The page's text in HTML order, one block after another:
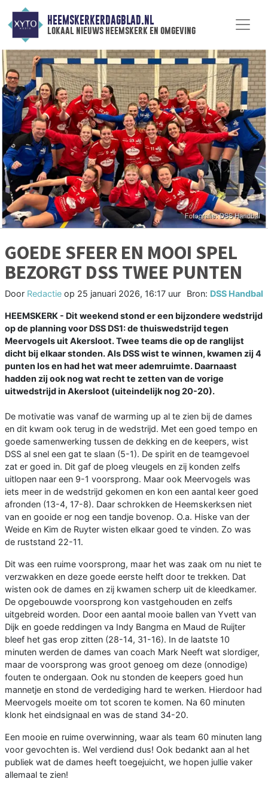
HEEMSKERKERDAGBLAD.NL
lokaal nieuws heemskerk en omgeving
GOEDE SFEER EN MOOI SPEL
BEZORGT DSS TWEE PUNTEN
Door Redactie op 25 januari 2026, 16:17 uur Bron: DSS Handbal
HEEMSKERK - Dit weekend stond er een bijzondere wedstrijd
op de planning voor DSS DS1: de thuiswedstrijd tegen
Meervogels uit Akersloot. Twee teams die op de ranglijst
dicht bij elkaar stonden. Als DSS wist te winnen, kwamen zij 4
punten los en had het wat meer ademruimte. Daarnaast
hadden zij ook nog wat recht te zetten van de vorige
uitwedstrijd in Akersloot (uiteindelijk nog 20-20).
De motivatie was vanaf de warming up al te zien bij de dames
en dit kwam ook terug in de wedstrijd. Met een goed tempo en
goede samenwerking tussen de dekking en de keepers, wist
DSS al snel een gat te slaan (5-1). De spirit en de teamgevoel
zat er goed in. Dit gaf de ploeg vleugels en zij konden zelfs
uitlopen naar een 9-1 voorsprong. Maar ook Meervogels was
iets meer in de wedstrijd gekomen en kon een aantal keer goed
afronden (13-4, 17-8). Daar schrokken de Heemskerksen niet
van en gooide er nog een tandje bovenop. O.a. Hiske van der
Weide en Kim de Ruyter wisten elkaar goed te vinden. Zo was
de ruststand 22-11.
Dit was een ruime voorsprong, maar het was zaak om nu niet te
verzwakken en deze goede eerste helft door te trekken. Dat
wisten ook de dames en zij kwamen scherp uit de kleedkamer.
De opgebouwde voorsprong kon vastgehouden en zelfs
uitgebreid worden. Door een aantal mooie ballen van Yvett van
Dijk en goede reddingen va Indy Bangma en Maud de Ruijter
bleef het gas erop zitten (28-14, 31-16). In de laatste 10
minuten werden de dames van coach Mark Neeft wat slordiger,
maar de voorsprong was groot genoeg om deze (onnodige)
fouten te ondergaan. Ook nu stonden de keepers goed hun
mannetje en stond de verdediging hard te werken. Hierdoor had
Meervogels moeite om tot scoren te komen. Na 60 minuten
klonk het eindsignaal en was de stand 34-20.
Een mooie en ruime overwinning, waar als team 60 minuten lang
voor gevochten is. Wel verdiend dus! Ook bedankt aan al het
publiek wat de dames heeft toegejuicht, we hopen jullie vaker
allemaal te zien!